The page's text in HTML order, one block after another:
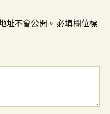
址不會公開。 必填欄位標